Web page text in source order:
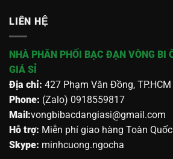
LIÊN HỆ
NHÀ PHÂN PHỐI BẠC ĐẠN VÒNG BI
GIÁ SỈ
Địa chỉ: 427 Phạm Văn Đồng, TP.HCM
Phone: (Zalo) 0918559817
Mail:vongbibacdangiasi@gmail.com
Hỗ trợ: Miễn phí giao hàng Toàn Quốc
Skype: minhcuong.ngocha